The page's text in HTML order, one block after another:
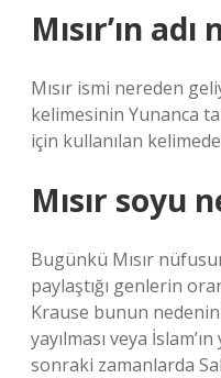
Mısır’ın
Mısır ismi nereden
kelimesinin Yunanca
için kullanılan
Mısır soyu
Bugünkü Mısır
paylaştığı genlerin
Krause bunun
yayılması veya
sonraki zamanlarda